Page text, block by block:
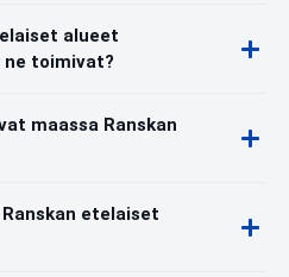
alueet
toimivat?
maassa Ranskan
etelaiset